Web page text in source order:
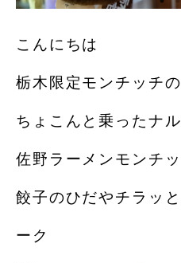
こんにちは️
栃木限定モンチッチ
ちょこんと乗ったナ
佐野ラーメンモンチ
餃子のひだやチラッ
ーク